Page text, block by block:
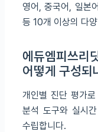
영어, 중국어, 일본
등 10개 이상의 다
에듀엠피쓰리
어떻게 구성되
개인별 진단 평가
분석 도구와 실시
수립합니다.